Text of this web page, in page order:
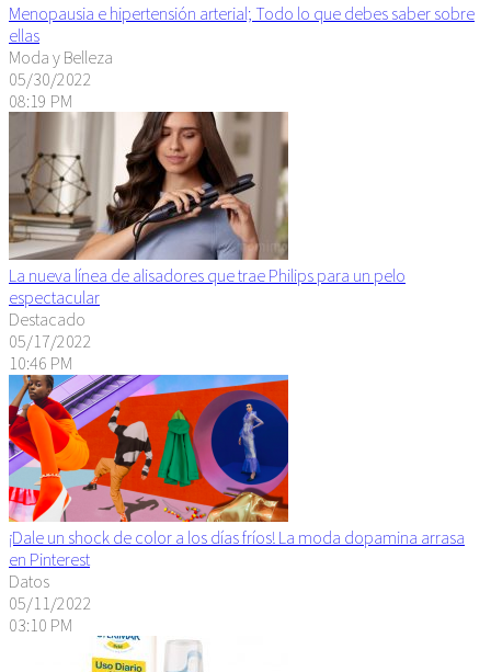
Menopausia e hipertensión arterial; Todo lo que debes saber sobre
ellas
Moda y Belleza
05/30/2022
08:19 PM
La nueva línea de alisadores que trae Philips para un pelo
espectacular
Destacado
05/17/2022
10:46 PM
¡Dale un shock de color a los días fríos! La moda dopamina arrasa
en Pinterest
Datos
05/11/2022
03:10 PM